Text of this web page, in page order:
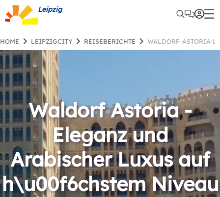
Leipzig
HOME LEIPZIGCITY REISEBERICHTE WALDORF-ASTORIA-
Waldorf Astoria -
Eleganz und
Arabischer Luxus auf
h\u00f6chstem Niveau